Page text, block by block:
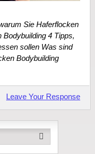
Sie Haferflocken
4 Tipps,
sollen Was sind
Bodybuilding
Leave Your Response